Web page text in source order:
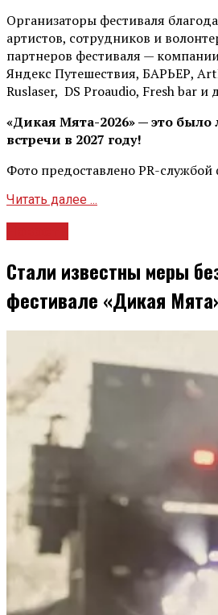
Организаторы фестиваля
артистов, сотрудников и
партнеров фестиваля —
Яндекс Путешествия, БАРЬЕР,
Ruslaser, DS Proaudio, Fresh bar и
«Дикая Мята-2026» — это было
встречи в 2027 году!
Фото предоставлено PR-службой
Читать далее ...
Стали известны меры
фестивале «Дикая